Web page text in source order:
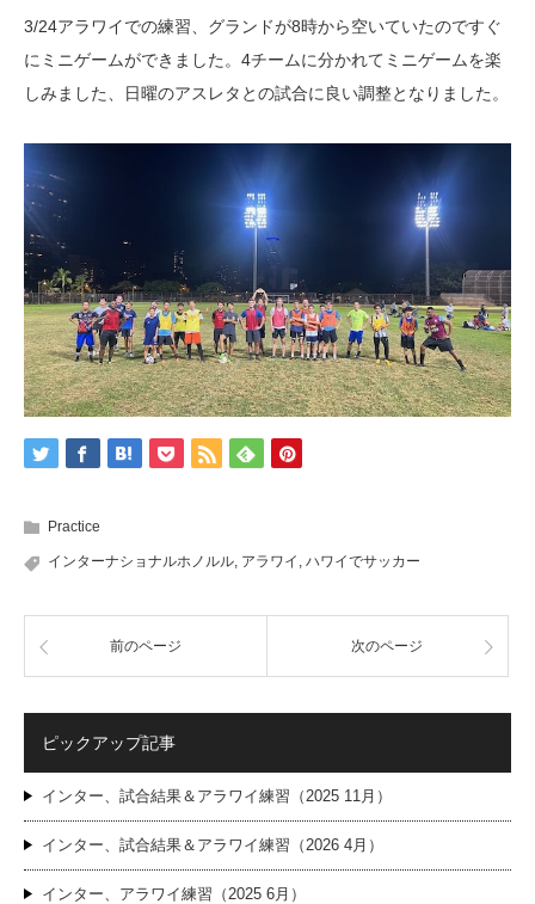
3/24アラワイでの練習、グランドが8時から空いていたのですぐ
にミニゲームができました。4チームに分かれてミニゲームを楽
しみました、日曜のアスレタとの試合に良い調整となりました。
Practice
インターナショナルホノルル, アラワイ , ハワイでサッカー
前のページ 次のページ
ピックアップ記事
インター、試合結果＆アラワイ練習（2025 11月）
インター、試合結果＆アラワイ練習（2026 4月）
インター、アラワイ練習（2025 6月）